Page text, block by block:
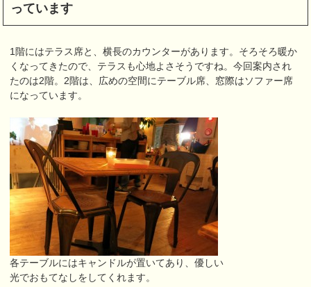
っています
1階にはテラス席と、横長のカウンターがあります。そろそろ暖か
くなってきたので、テラスも心地よさそうですね。今回案内され
たのは2階。2階は、広めの空間にテーブル席、窓際はソファー席
になっています。
各テーブルにはキャンドルが置いてあり、優しい
光でおもてなしをしてくれます。